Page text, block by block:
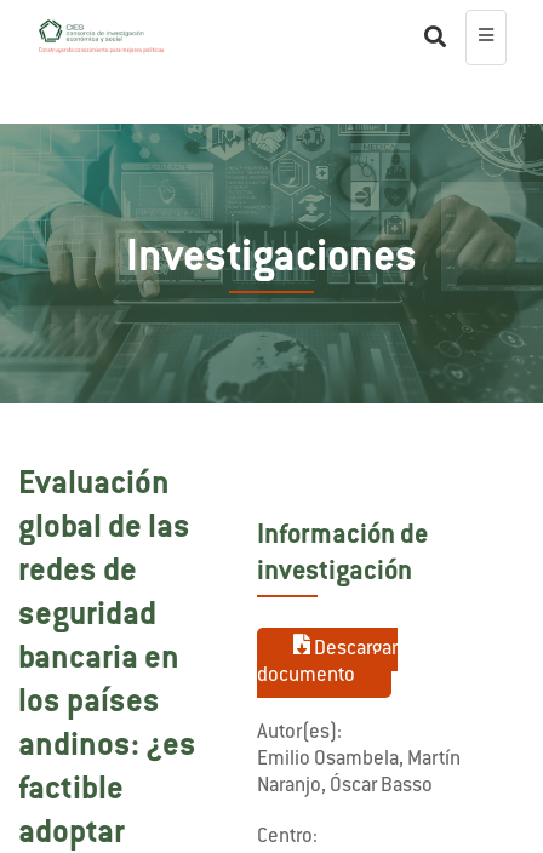
Investigaciones
Evaluación
global de las
redes de
seguridad
bancaria en
los países
andinos: ¿es
factible
adoptar
Información de
investigación
Descargar
documento
Autor(es):
Emilio Osambela, Martín
Naranjo, Óscar Basso
Centro: